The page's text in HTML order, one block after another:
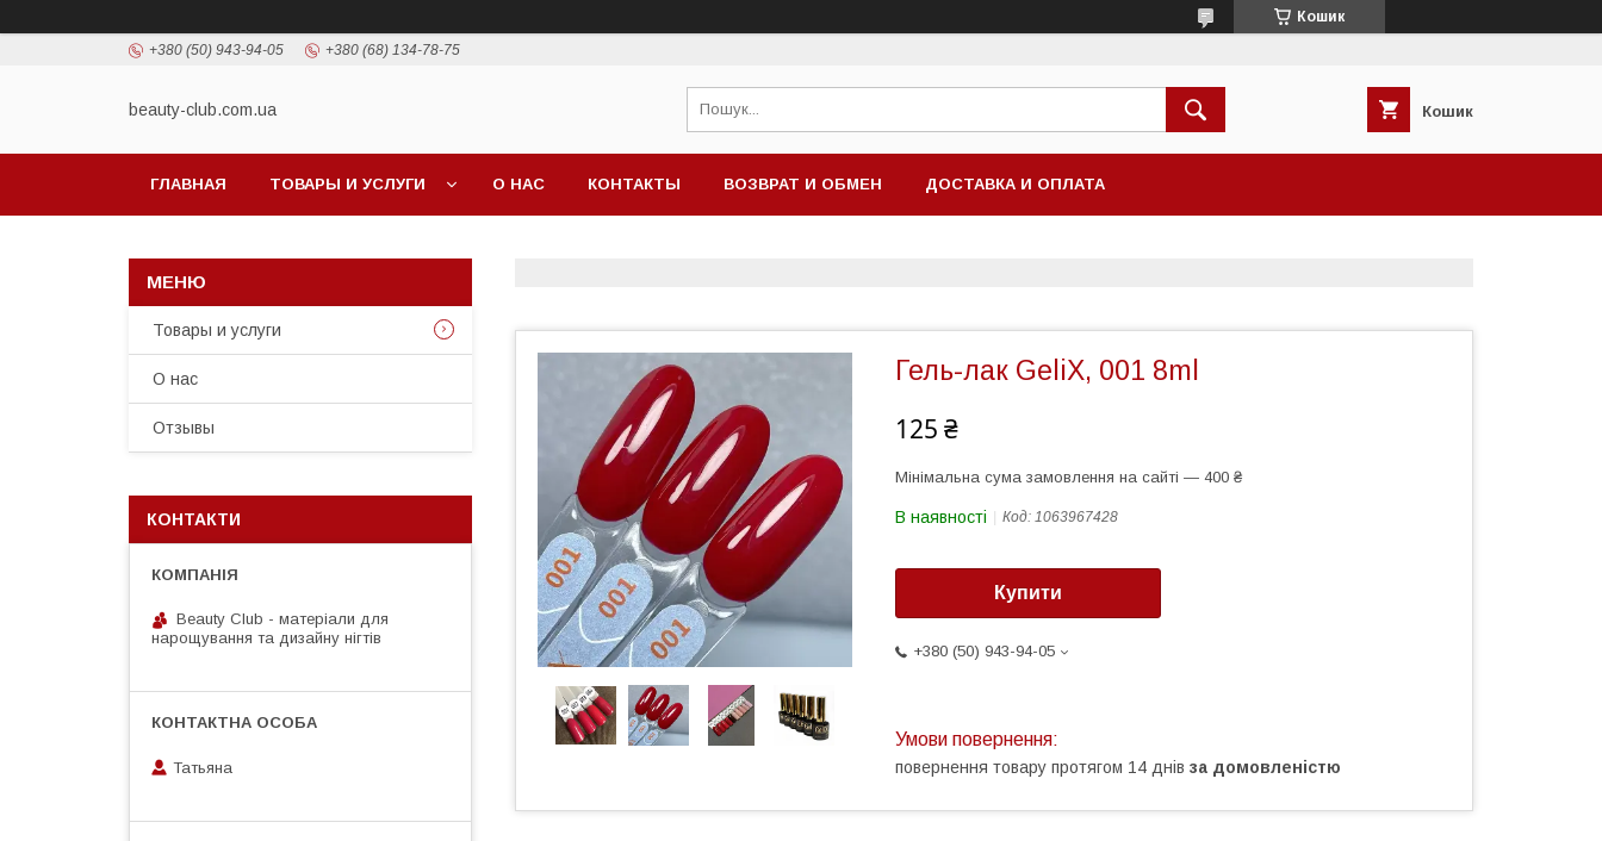
Кошик
+380 (50) 943-94-05 +380 (68) 134-78-75
beauty-club.com.ua Кошик
ГЛАВНАЯ ТОВАРЫ И УСЛУГИ О НАС КОНТАКТЫ ВОЗВРАТ И ОБМЕН ДОСТАВКА И ОПЛАТА
Гель-лак GeliX, 001 8ml
125 ₴
Мінімальна сума замовлення на сайті — 400 ₴
В наявності Код: 1063967428
Купити
+380 (50) 943-94-05
повернення товару протягом 14 днів за домовленістю
Товары и услуги
О нас
Отзывы
КОНТАКТИ
Beauty Club - матеріали для
нарощування та дизайну нігтів
Татьяна